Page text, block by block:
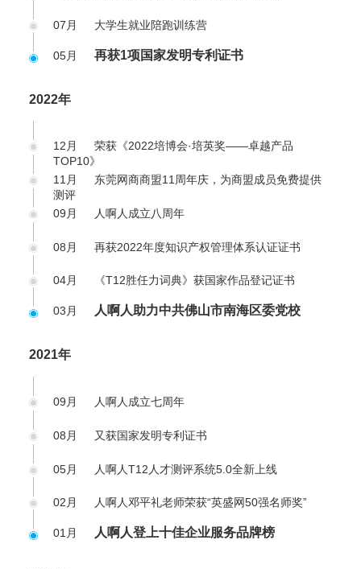
07月 大学生就业陪跑训练营
05月 再获1项国家发明专利证书
2022年
12月
荣获《2022培博会·培英奖——卓越产品
TOP10》
11月
东莞网商商盟11周年庆，为商盟成员免费提供
测评
09月
人啊人成立八周年
08月 再获2022年度知识产权管理体系认证证书
04月 《T12胜任力词典》获国家作品登记证书
03月 人啊人助力中共佛山市南海区委党校
2021年
09月 人啊人成立七周年
08月 又获国家发明专利证书
05月 人啊人T12人才测评系统5.0全新上线
02月 人啊人邓平礼老师荣获“英盛网50强名师奖”
01月 人啊人登上十佳企业服务品牌榜